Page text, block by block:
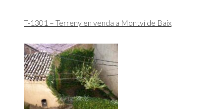
T-1301 – Terreny en venda a Montví de Baix